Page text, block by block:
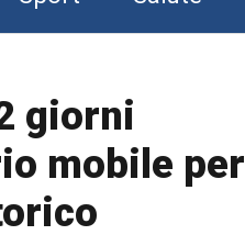
giorni
mobile per